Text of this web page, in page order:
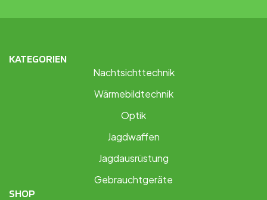
KATEGORIEN
Nachtsichttechnik
Wärmebildtechnik
Optik
Jagdwaffen
Jagdausrüstung
Gebrauchtgeräte
SHOP